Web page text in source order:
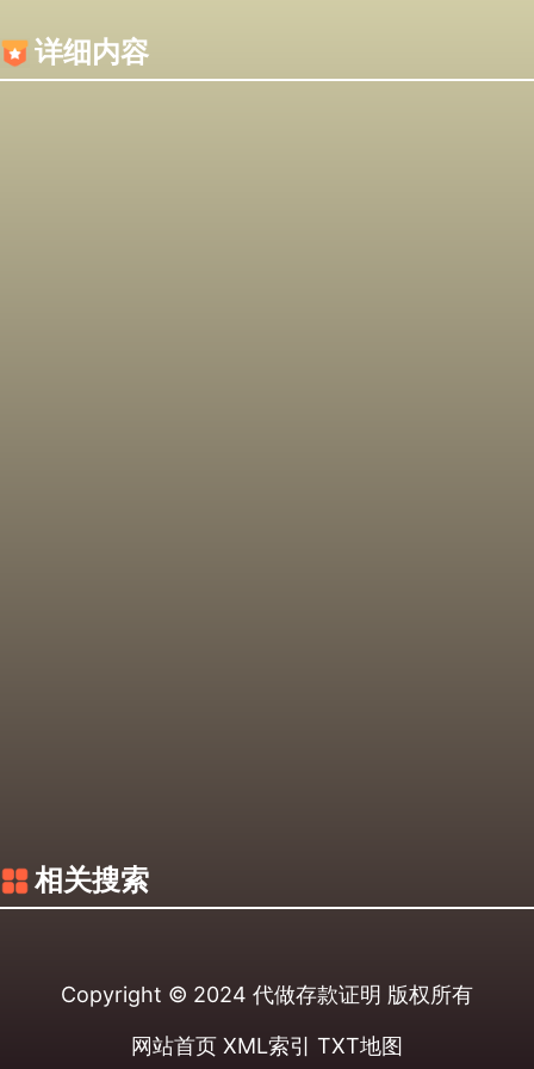
详细内容
相关搜索
Copyright © 2024 代做存款证明 版权所有
网站首页 XML索引 TXT地图